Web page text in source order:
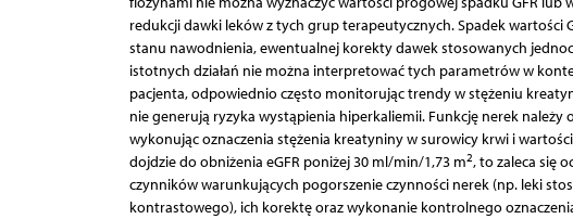
redukcji dawki leków z tych grup terapeutycznych. Spadek
stanu nawodnienia, ewentualnej korekty dawek stosowanych
istotnych działań nie można interpretować tych parametrów w
pacjenta, odpowiednio często monitorując trendy w stężeniu
nie generują ryzyka wystąpienia hiperkaliemii. Funkcję nerek
wykonując oznaczenia stężenia kreatyniny w surowicy krwi i
dojdzie do obniżenia eGFR poniżej 30 ml/min/1,73 m2, to zaleca się
czynników warunkujących pogorszenie czynności nerek (np. leki
kontrastowego), ich korektę oraz wykonanie kontrolnego